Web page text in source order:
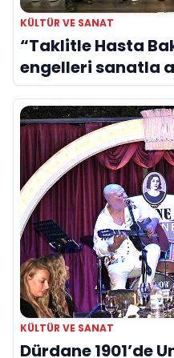
KÜLTÜR VE SANAT
“Taklitle Hasta
engelleri sanatla
KÜLTÜR VE SANAT
Dürdane 1901’de